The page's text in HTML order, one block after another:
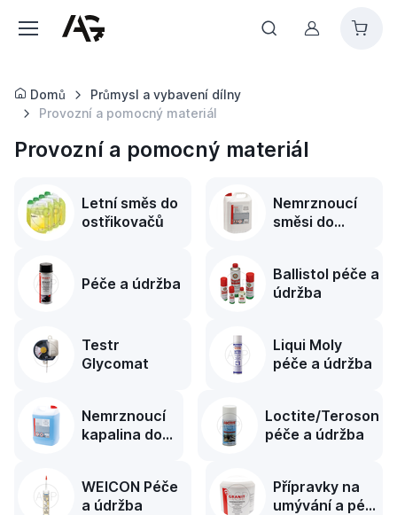
Můj účet
Domů
Průmysl a vybavení dílny
Provozní a pomocný materiál
Provozní a pomocný materiál
Letní směs do
ostřikovačů
Nemrznoucí
směsi do
Péče a údržba
Ballistol péče a
údržba
Testr
Glycomat
Liqui Moly
péče a údržba
Nemrznoucí
kapalina do
Loctite/Teroson
péče a údržba
WEICON Péče
a údržba
Přípravky na
umývání a péči